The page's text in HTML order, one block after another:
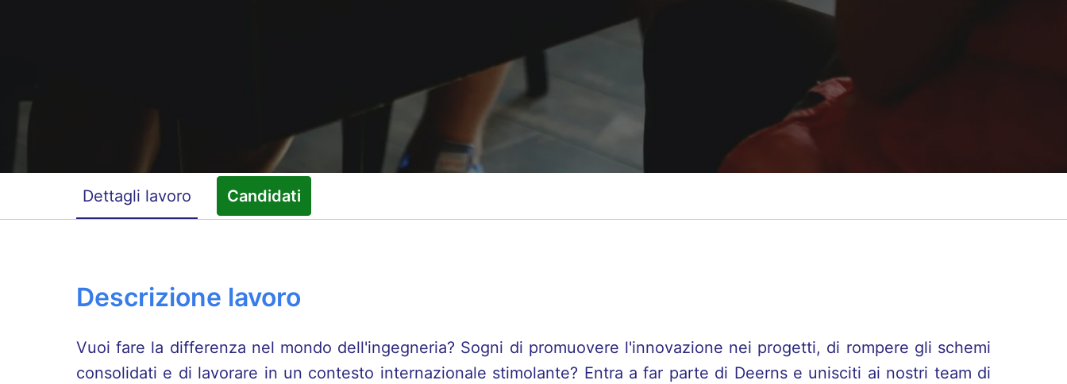
Dettagli lavoro Candidati
Descrizione lavoro
Vuoi fare la differenza nel mondo dell'ingegneria? Sogni di promuovere l'innovazione nei progetti, di rompere gli schemi
consolidati e di lavorare in un contesto internazionale stimolante? Entra a far parte di Deerns e unisciti ai nostri team di